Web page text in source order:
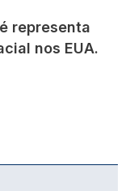
representa
nos EUA.